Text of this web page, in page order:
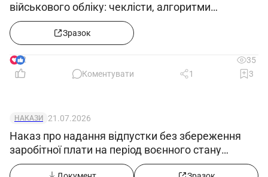
військового обліку: чеклісти, алгоритми
формування е-ВОД, заповнення додатків 4, 5 і
12»
Зразок
2
35
Коментувати
1 3
НАКАЗИ 21.07.2026
Наказ про надання відпустки без збереження
заробітної плати на період воєнного стану
(продовження з 02.08.2026)